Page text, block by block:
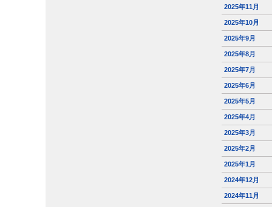
2025年11月
2025年10月
2025年9月
2025年8月
2025年7月
2025年6月
2025年5月
2025年4月
2025年3月
2025年2月
2025年1月
2024年12月
2024年11月